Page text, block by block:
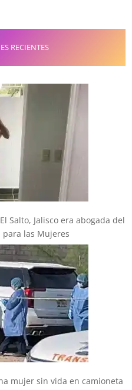
RECIENTES
Salto, Jalisco era abogada del
para las Mujeres
mujer sin vida en camioneta